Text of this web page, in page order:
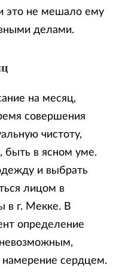
это не мешало ему
делами.
на месяц,
совершения
чистоту,
быть в ясном уме.
и выбрать
лицом в
в г. Мекке. В
определение
намерение сердцем.